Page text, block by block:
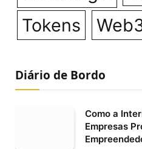
Tokens
Diário de Bordo
Como a
Empresas